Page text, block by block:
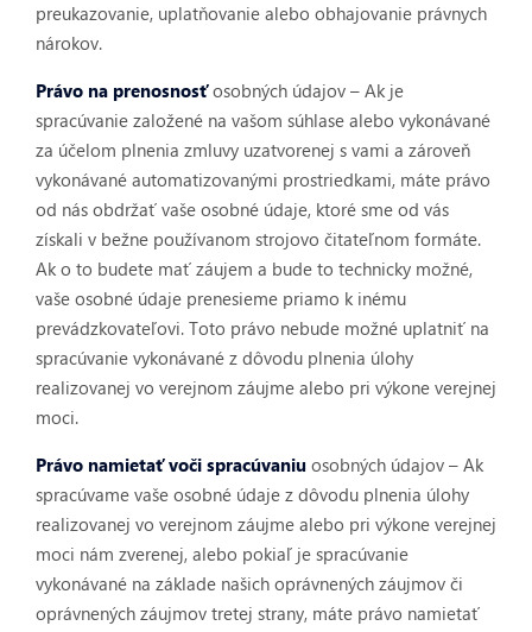
preukazovanie, uplatňovanie alebo obhajovanie právnych
nárokov.
Právo na prenosnosťosobných údajov – Ak je
spracúvanie založené na vašom súhlase alebo vykonávané
za účelom plnenia zmluvy uzatvorenej s vami a zároveň
vykonávané automatizovanými prostriedkami, máte právo
od nás obdržať vaše osobné údaje, ktoré sme od vás
získali v bežne používanom strojovo čitateľnom formáte.
Ak o to budete mať záujem a bude to technicky možné,
vaše osobné údaje prenesieme priamo k inému
prevádzkovateľovi. Toto právo nebude možné uplatniť na
spracúvanie vykonávané z dôvodu plnenia úlohy
realizovanej vo verejnom záujme alebo pri výkone verejnej
moci.
Právo namietať voči spracúvaniu osobných údajov – Ak
spracúvame vaše osobné údaje z dôvodu plnenia úlohy
realizovanej vo verejnom záujme alebo pri výkone verejnej
moci nám zverenej, alebo pokiaľ je spracúvanie
vykonávané na základe našich oprávnených záujmov či
oprávnených záujmov tretej strany, máte právo namietať